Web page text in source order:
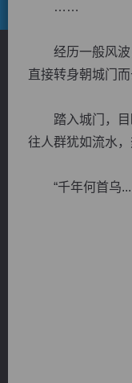
……
经历一般风波，
直接转身朝城门而
踏入城门，目睹
往人群犹如流水，
“千年何首乌...